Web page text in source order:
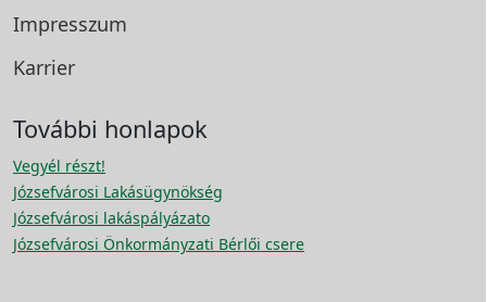
Impresszum
Karrier
További honlapok
Vegyél részt!
Józsefvárosi Lakásügynökség
Józsefvárosi lakáspályázato
Józsefvárosi Önkormányzati Bérlői csere